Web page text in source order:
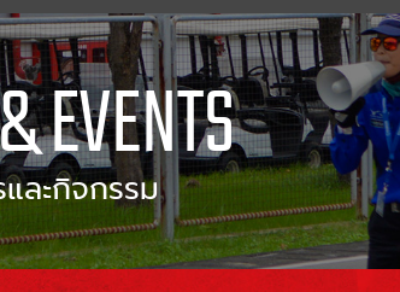
EVENTS
ละกิจกรรม